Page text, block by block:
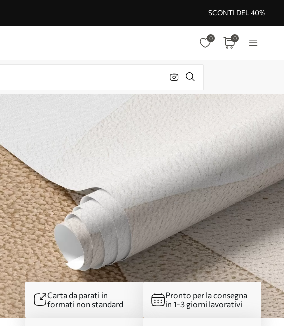
SCONTI DEL 40%
0 0
Carta da parati in
formati non standard
Pronto per la consegna
in 1-3 giorni lavorativi